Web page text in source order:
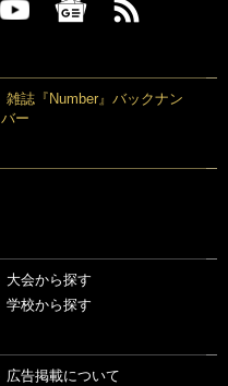
雑誌『Number』バックナン
バー
大会から探す
学校から探す
広告掲載について